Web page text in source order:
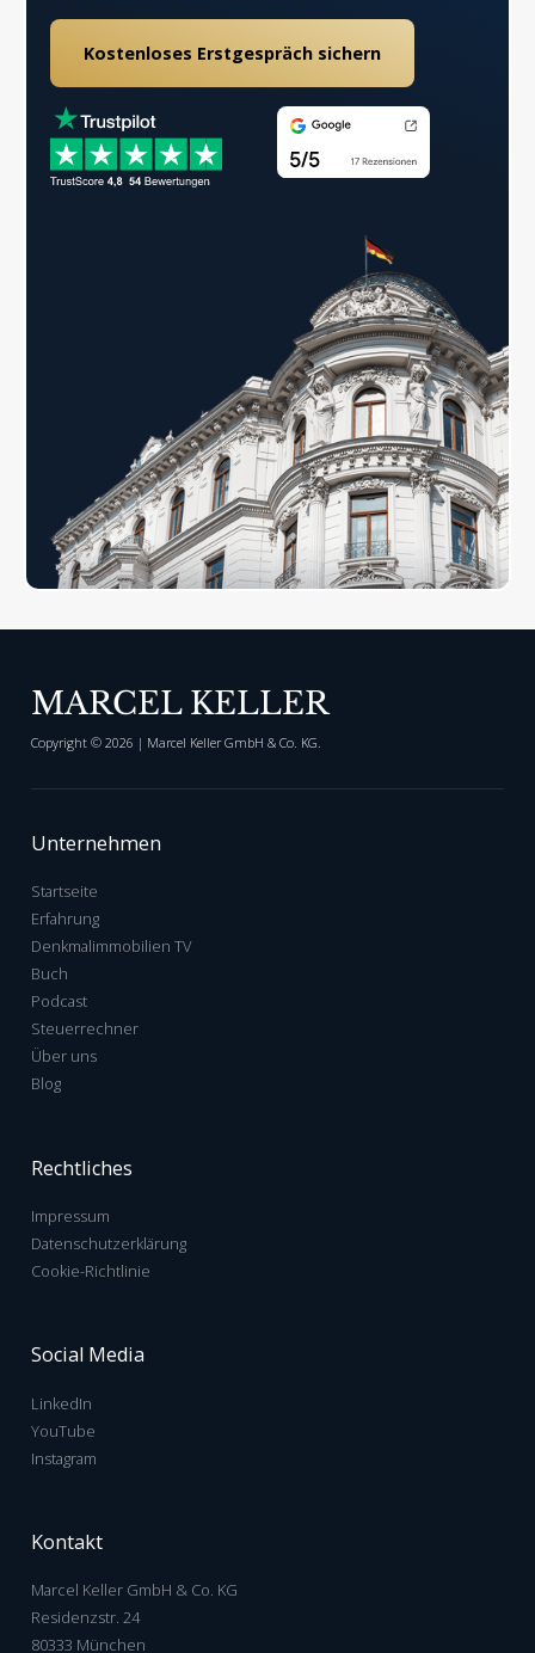
Kostenloses Erstgespräch sichern
MARCEL KELLER
Copyright © 2026 | Marcel Keller GmbH & Co. KG.
Unternehmen
Startseite
Erfahrung
Denkmalimmobilien TV
Buch
Podcast
Steuerrechner
Über uns
Blog
Rechtliches
Impressum
Datenschutzerklärung
Cookie-Richtlinie
Social Media
LinkedIn
YouTube
Instagram
Kontakt
Marcel Keller GmbH & Co. KG
Residenzstr. 24
80333 München